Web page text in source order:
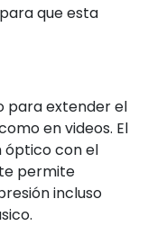
que esta
para extender el
en videos. El
óptico con el
permite
incluso